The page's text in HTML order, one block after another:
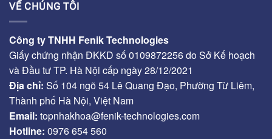
VỀ CHÚNG TÔI
Công ty TNHH Fenik Technologies
Giấy chứng nhận ĐKKD số 0109872256 do Sở Kế hoạch
và Đầu tư TP. Hà Nội cấp ngày 28/12/2021
Địa chỉ: Số 104 ngõ 54 Lê Quang Đạo, Phường Từ Liêm,
Thành phố Hà Nội, Việt Nam
Email: topnhakhoa@fenik-technologies.com
Hotline: 0976 654 560